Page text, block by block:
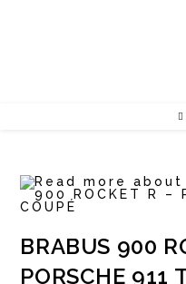
BRABUS 900
PORSCHE 911